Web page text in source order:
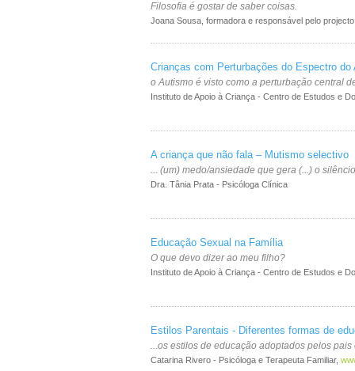
Filosofia é gostar de saber coisas.
Joana Sousa, formadora e responsável pelo
Crianças com Perturbações do Espectro do
o Autismo é visto como a perturbação central
Instituto de Apoio à Criança - Centro de Estudos e
A criança que não fala – Mutismo selectivo
... (um) medo/ansiedade que gera (...) o
Dra. Tânia Prata - Psicóloga Clínica
Educação Sexual na Família
O que devo dizer ao meu filho?
Instituto de Apoio à Criança - Centro de Estudos e
Estilos Parentais - Diferentes formas de
...os estilos de educação adoptados pelos
Catarina Rivero - Psicóloga e Terapeuta Familiar,